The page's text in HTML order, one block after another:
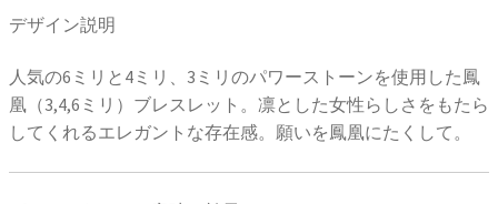
デザイン説明
人気の6ミリと4ミリ、3ミリのパワーストーンを使用した鳳
凰（3,4,6ミリ）ブレスレット。凛とした女性らしさをもたら
してくれるエレガントな存在感。願いを鳳凰にたくして。